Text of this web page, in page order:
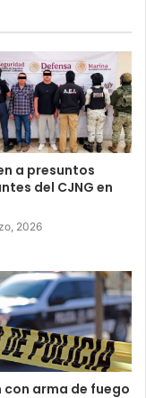
a presuntos
del CJNG en
2026
arma de fuego